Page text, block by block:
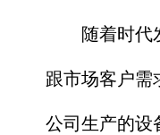
随着时代发
跟市场客户需
公司生产的设